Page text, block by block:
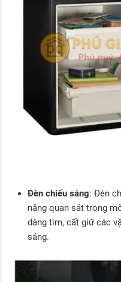
Đèn chiếu sáng: Đèn
năng quan sát trong
dàng tìm, cất giữ các
sáng.​